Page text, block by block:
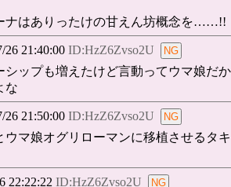
はありったけの甘えん坊概念を……!!
26 21:40:00 ID:HzZ6Zvso2U
シップも増えたけど言動ってウマ娘だか
な
21:50:00 ID:HzZ6Zvso2U
ウマ娘オグリローマンに移植させるタキ
22:22:22 ID:HzZ6Zvso2U